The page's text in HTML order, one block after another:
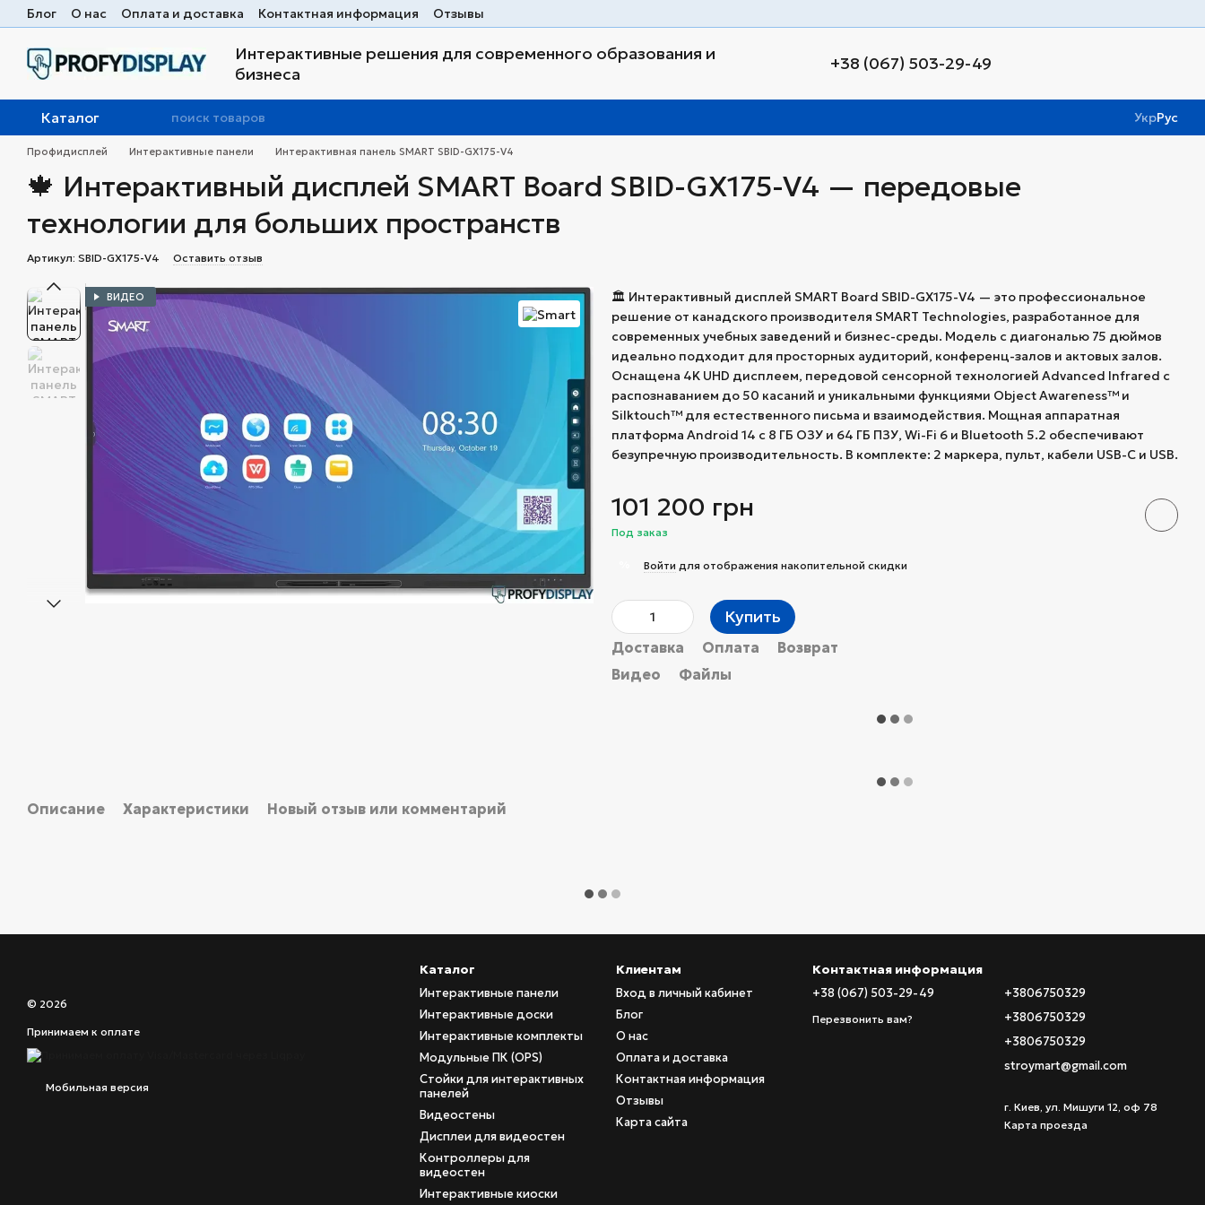
Перейти к основному контенту
Блог О нас Оплата и доставка Контактная информация Отзывы
Интерактивные решения для современного образования и
бизнеса
+38 (067) 503-29-49
Каталог УкрРус
Профидисплей Интерактивные панели Интерактивная панель SMART SBID-GX175-V4
🍁 Интерактивный дисплей SMART Board SBID-GX175-V4 — передовые
технологии для больших пространств
Артикул: SBID-GX175-V4 Оставить отзыв
ВИДЕО
🏛️ Интерактивный дисплей SMART Board SBID-GX175-V4 — это профессиональное
решение от канадского производителя SMART Technologies, разработанное для
современных учебных заведений и бизнес-среды. Модель с диагональю 75 дюймов
идеально подходит для просторных аудиторий, конференц-залов и актовых залов.
Оснащена 4K UHD дисплеем, передовой сенсорной технологией Advanced Infrared с
распознаванием до 50 касаний и уникальными функциями Object Awareness™ и
Silktouch™ для естественного письма и взаимодействия. Мощная аппаратная
платформа Android 14 с 8 ГБ ОЗУ и 64 ГБ ПЗУ, Wi-Fi 6 и Bluetooth 5.2 обеспечивают
безупречную производительность. В комплекте: 2 маркера, пульт, кабели USB-C и USB.
101 200 грн
Под заказ
Войти для отображения накопительной скидки
Купить
Доставка Оплата
Возврат
Видео
Файлы
Описание Характеристики Новый отзыв или комментарий
© 2026
Принимаем к оплате
Мобильная версия
Каталог
Интерактивные панели
Интерактивные доски
Интерактивные комплекты
Модульные ПК (OPS)
Стойки для интерактивных
панелей
Видеостены
Дисплеи для видеостен
Контроллеры для
видеостен
Интерактивные киоски
Клиентам
Вход в личный кабинет
Блог
О нас
Оплата и доставка
Контактная информация
Отзывы
Карта сайта
Контактная информация
+38 (067) 503-29-49
Перезвонить вам?
+3806750329
+3806750329
+3806750329
stroymart@gmail.com
г. Киев, ул. Мишуги 12, оф 78
Карта проезда